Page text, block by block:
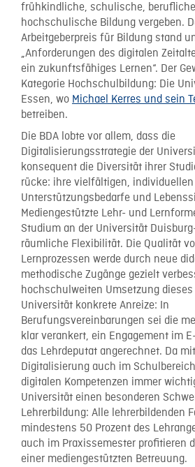
frühkindliche, schulische,
hochschulische Bildung vergeben.
Arbeitgeberpreis für Bildung stand
„Anforderungen des digitalen
ein zukunftsfähiges Lernen“. Der
Kategorie Hochschulbildung: Die
Essen, wo Michael Kerres und sein
betreiben.
Die BDA lobte vor allem, dass die
Digitalisierungsstrategie der
konsequent die Diversität ihrer
rücke: ihre vielfältigen, individuellen
Unterstützungsbedarfe und
Mediengestützte Lehr- und
Studium an der Universität
räumliche Flexibilität. Die Qualität
Lernprozessen werde durch neue
methodische Zugänge gezielt
hochschulweiten Umsetzung
Universität konkrete Anreize: In
Berufungsvereinbarungen sei die
klar verankert, ein Engagement im
das Lehrdeputat angerechnet. Da
Digitalisierung auch im
digitalen Kompetenzen immer
Universität einen besonderen
Lehrerbildung: Alle lehrerbildenden
mindestens 50 Prozent des
auch im Praxissemester profitieren
einer mediengestützten Betreuung.